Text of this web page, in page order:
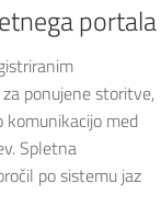
portala
ponujene storitve,
komunikacijo med
Spletna
po sistemu jaz